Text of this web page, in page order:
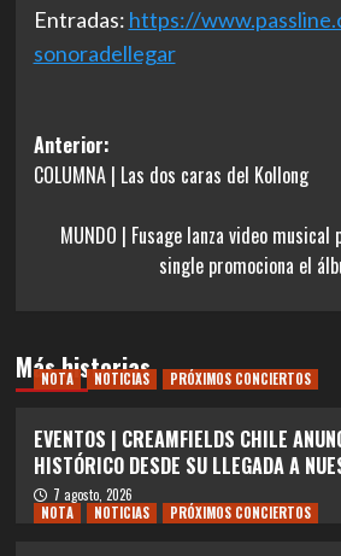
Entradas: https://
sonoradellegar
Navegación
de
entradas
Anterior:
COLUMNA | Las dos caras del Kollong
MUNDO | Fusage lanza video musical
single promociona el
Más historias
NOTA NOTICIAS PRÓXIMOS CONCIERTOS
EVENTOS | CREAMFIELDS CHILE
HISTÓRICO DESDE SU LLEGADA A
7 agosto, 2026
NOTA
NOTICIAS PRÓXIMOS CONCIERTOS